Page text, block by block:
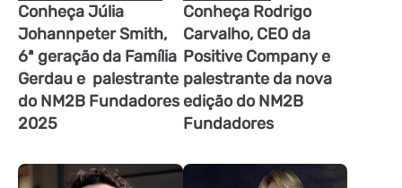
Conheça Júlia
Johannpeter Smith,
6ª geração da Família
Gerdau e palestrante
do NM2B Fundadores
2025
Conheça Rodrigo
Carvalho, CEO da
Positive Company e
palestrante da nova
edição do NM2B
Fundadores